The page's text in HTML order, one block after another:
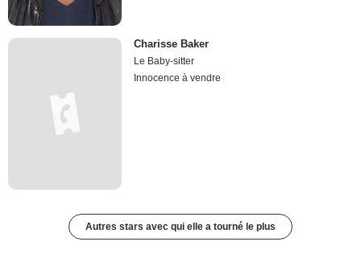
Charisse Baker
Le Baby-sitter
Innocence à vendre
Autres stars avec qui elle a tourné le plus